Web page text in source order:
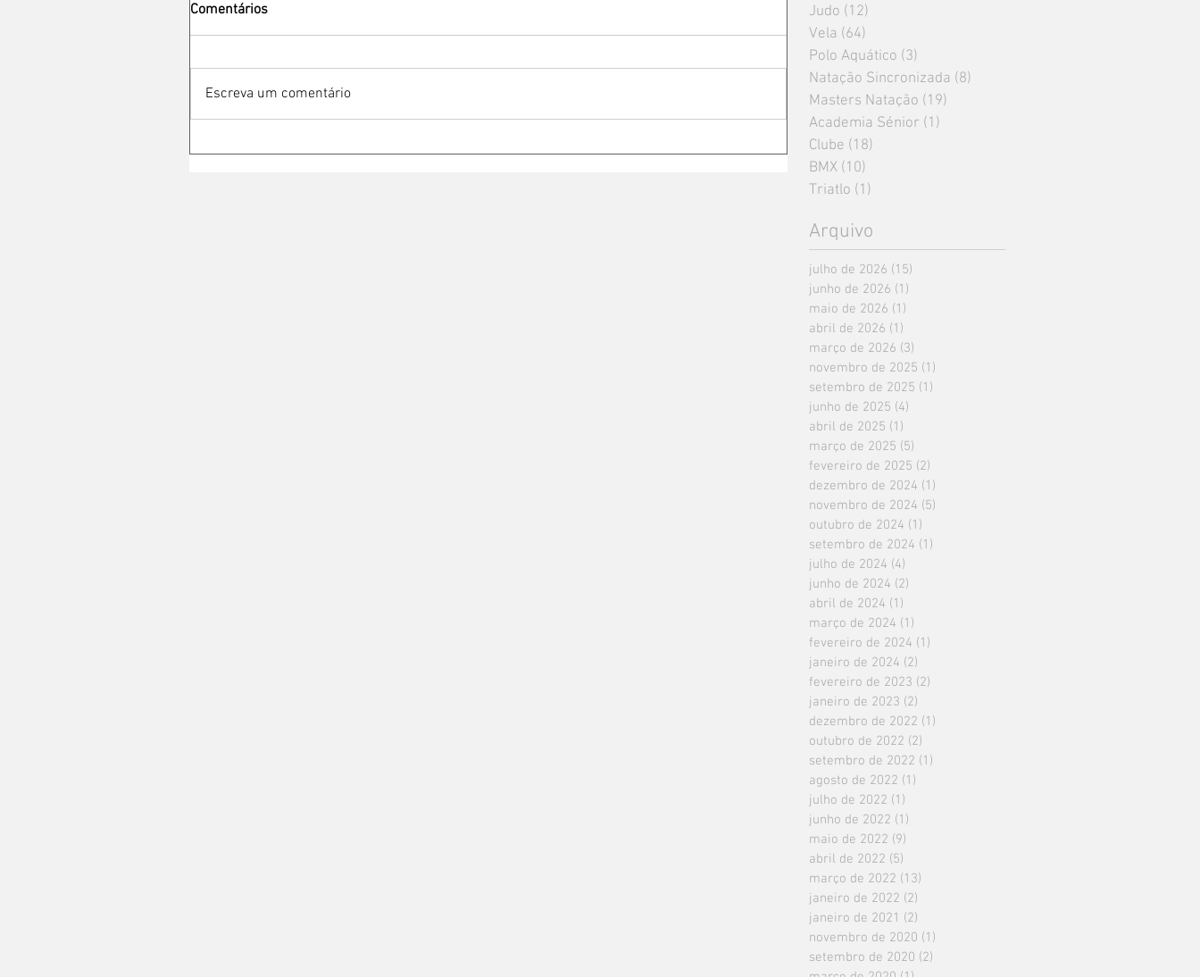
Comentários
Escreva um comentário
Judo (12)
Vela (64)
Polo Aquático (3)
Natação Sincronizada (8)
Masters Natação (19)
Academia Sénior (1)
Clube (18)
BMX (10)
Triatlo (1)
Arquivo
julho de 2026 (15)
junho de 2026 (1)
maio de 2026 (1)
abril de 2026 (1)
março de 2026 (3)
novembro de 2025 (1)
setembro de 2025 (1)
junho de 2025 (4)
abril de 2025 (1)
março de 2025 (5)
fevereiro de 2025 (2)
dezembro de 2024 (1)
novembro de 2024 (5)
outubro de 2024 (1)
setembro de 2024 (1)
julho de 2024 (4)
junho de 2024 (2)
abril de 2024 (1)
março de 2024 (1)
fevereiro de 2024 (1)
janeiro de 2024 (2)
fevereiro de 2023 (2)
janeiro de 2023 (2)
dezembro de 2022 (1)
outubro de 2022 (2)
setembro de 2022 (1)
agosto de 2022 (1)
julho de 2022 (1)
junho de 2022 (1)
maio de 2022 (9)
abril de 2022 (5)
março de 2022 (13)
janeiro de 2022 (2)
janeiro de 2021 (2)
novembro de 2020 (1)
setembro de 2020 (2)